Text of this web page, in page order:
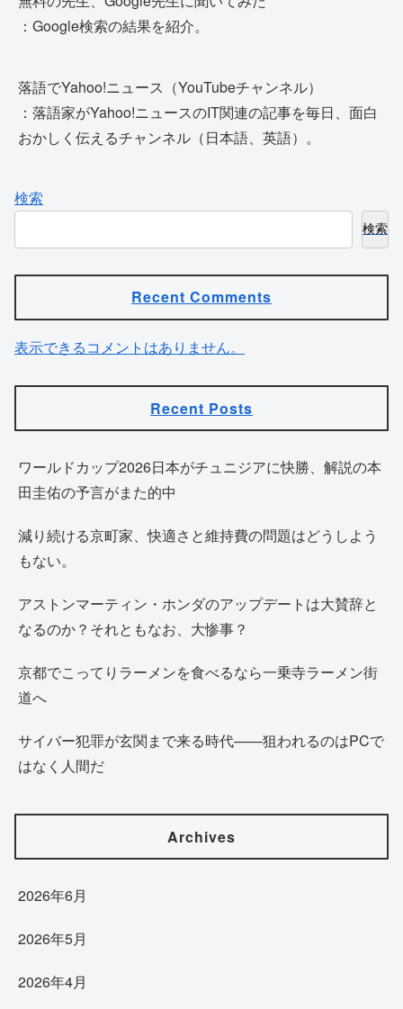
：Google検索の結果を紹介。
落語でYahoo!ニュース（YouTubeチャンネル）
：落語家がYahoo!ニュースのIT関連の記事を毎日、面白
おかしく伝えるチャンネル（日本語、英語）。
検索
検索
Recent Comments
表示できるコメントはありません。
Recent Posts
ワールドカップ2026日本がチュニジアに快勝、解説の本
田圭佑の予言がまた的中
減り続ける京町家、快適さと維持費の問題はどうしよう
もない。
アストンマーティン・ホンダのアップデートは大賛辞と
なるのか？それともなお、大惨事？
京都でこってりラーメンを食べるなら一乗寺ラーメン街
道へ
サイバー犯罪が玄関まで来る時代——狙われるのはPCで
はなく人間だ
Archives
2026年6月
2026年5月
2026年4月